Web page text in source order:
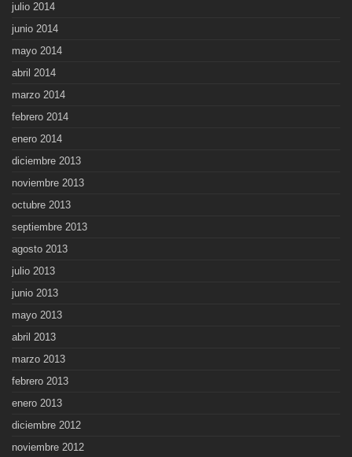
julio 2014
junio 2014
mayo 2014
abril 2014
marzo 2014
febrero 2014
enero 2014
diciembre 2013
noviembre 2013
octubre 2013
septiembre 2013
agosto 2013
julio 2013
junio 2013
mayo 2013
abril 2013
marzo 2013
febrero 2013
enero 2013
diciembre 2012
noviembre 2012